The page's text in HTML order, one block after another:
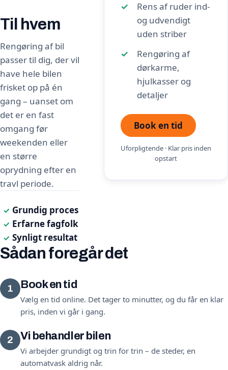
Til hvem
Rengøring af bil
passer til dig, der vil
have hele bilen
frisket op på én
gang – uanset om
det er en fast
omgang før
weekenden eller
en større
oprydning efter en
travl periode.
✓ Grundig proces
✓ Erfarne fagfolk
✓ Synligt resultat
Rens af ruder ind-
og udvendigt
uden striber
Rengøring af
dørkarme,
hjulkasser og
detaljer
Book en tid
Uforpligtende · Klar pris inden
opstart
Sådan foregår det
1 Book en tid
Vælg en tid online. Det tager to minutter, og du får en klar
pris, inden vi går i gang.
2 Vi behandler bilen
Vi arbejder grundigt og trin for trin – de steder, en
automatvask aldrig når.